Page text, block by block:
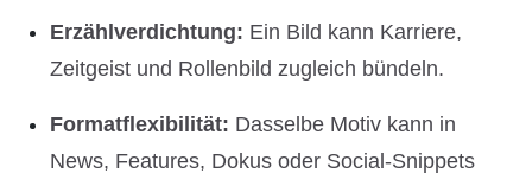
Erzählverdichtung: Ein Bild kann Karriere,
Zeitgeist und Rollenbild zugleich bündeln.
Formatflexibilität: Dasselbe Motiv kann in
News, Features, Dokus oder Social-Snippets